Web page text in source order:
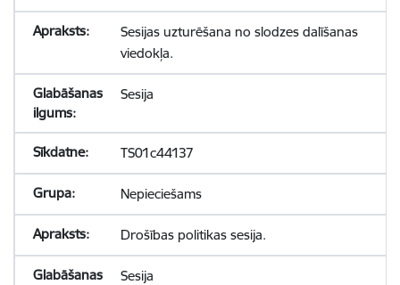
Sesijas uzturēšana no slodzes dalīšanas
viedokļa.
Sesija
TS01c44137
Nepieciešams
Drošības politikas sesija.
Sesija